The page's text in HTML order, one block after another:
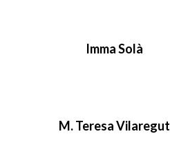
Imma Solà
M. Teresa Vilaregut